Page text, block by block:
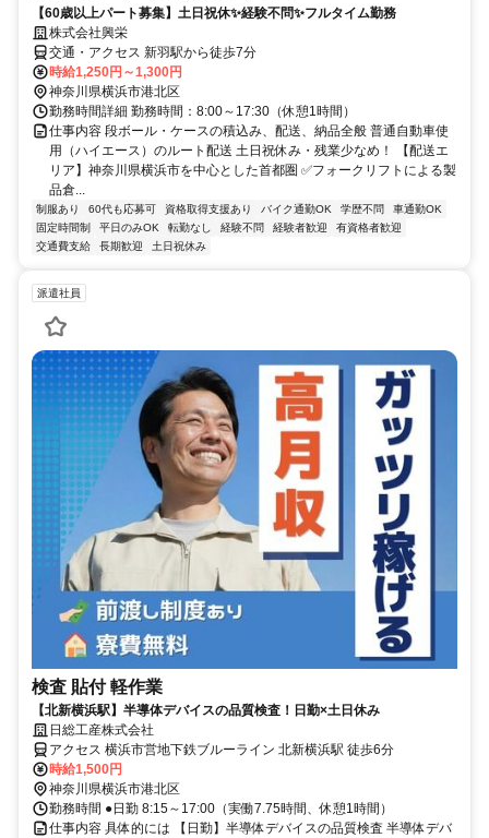
【60歳以上パート募集】土日祝休✨経験不問✨フルタイム勤務
株式会社興栄
交通・アクセス 新羽駅から徒歩7分
時給1,250円～1,300円
神奈川県横浜市港北区
勤務時間詳細 勤務時間：8:00～17:30（休憩1時間）
仕事内容 段ボール・ケースの積込み、配送、納品全般 普通自動車使
用（ハイエース）のルート配送 土日祝休み・残業少なめ！ 【配送エ
リア】神奈川県横浜市を中心とした首都圏 ✅フォークリフトによる製
品倉...
制服あり 60代も応募可 資格取得支援あり バイク通勤OK 学歴不問
車通勤OK
固定時間制
平日のみOK 転勤なし 経験不問 経験者歓迎
有資格者歓迎
交通費支給
長期歓迎 土日祝休み
派遣社員
検査 貼付 軽作業
【北新横浜駅】半導体デバイスの品質検査！日勤×土日休み
日総工産株式会社
アクセス 横浜市営地下鉄ブルーライン 北新横浜駅 徒歩6分
時給1,500円
神奈川県横浜市港北区
勤務時間 ●日勤 8:15～17:00（実働7.75時間、休憩1時間）
仕事内容 具体的には 【日勤】半導体デバイスの品質検査 半導体デバ